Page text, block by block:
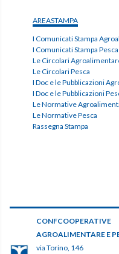
CONFCOOPERATIVE
AGROALIMENTARE E
via Torino, 146
AREASTAMPA
I Comunicati Stampa
I Comunicati Stampa Pesca
Le Circolari
Le Circolari Pesca
I Doc e le Pubblicazioni
I Doc e le Pubblicazioni
Le Normative
Le Normative Pesca
Rassegna Stampa